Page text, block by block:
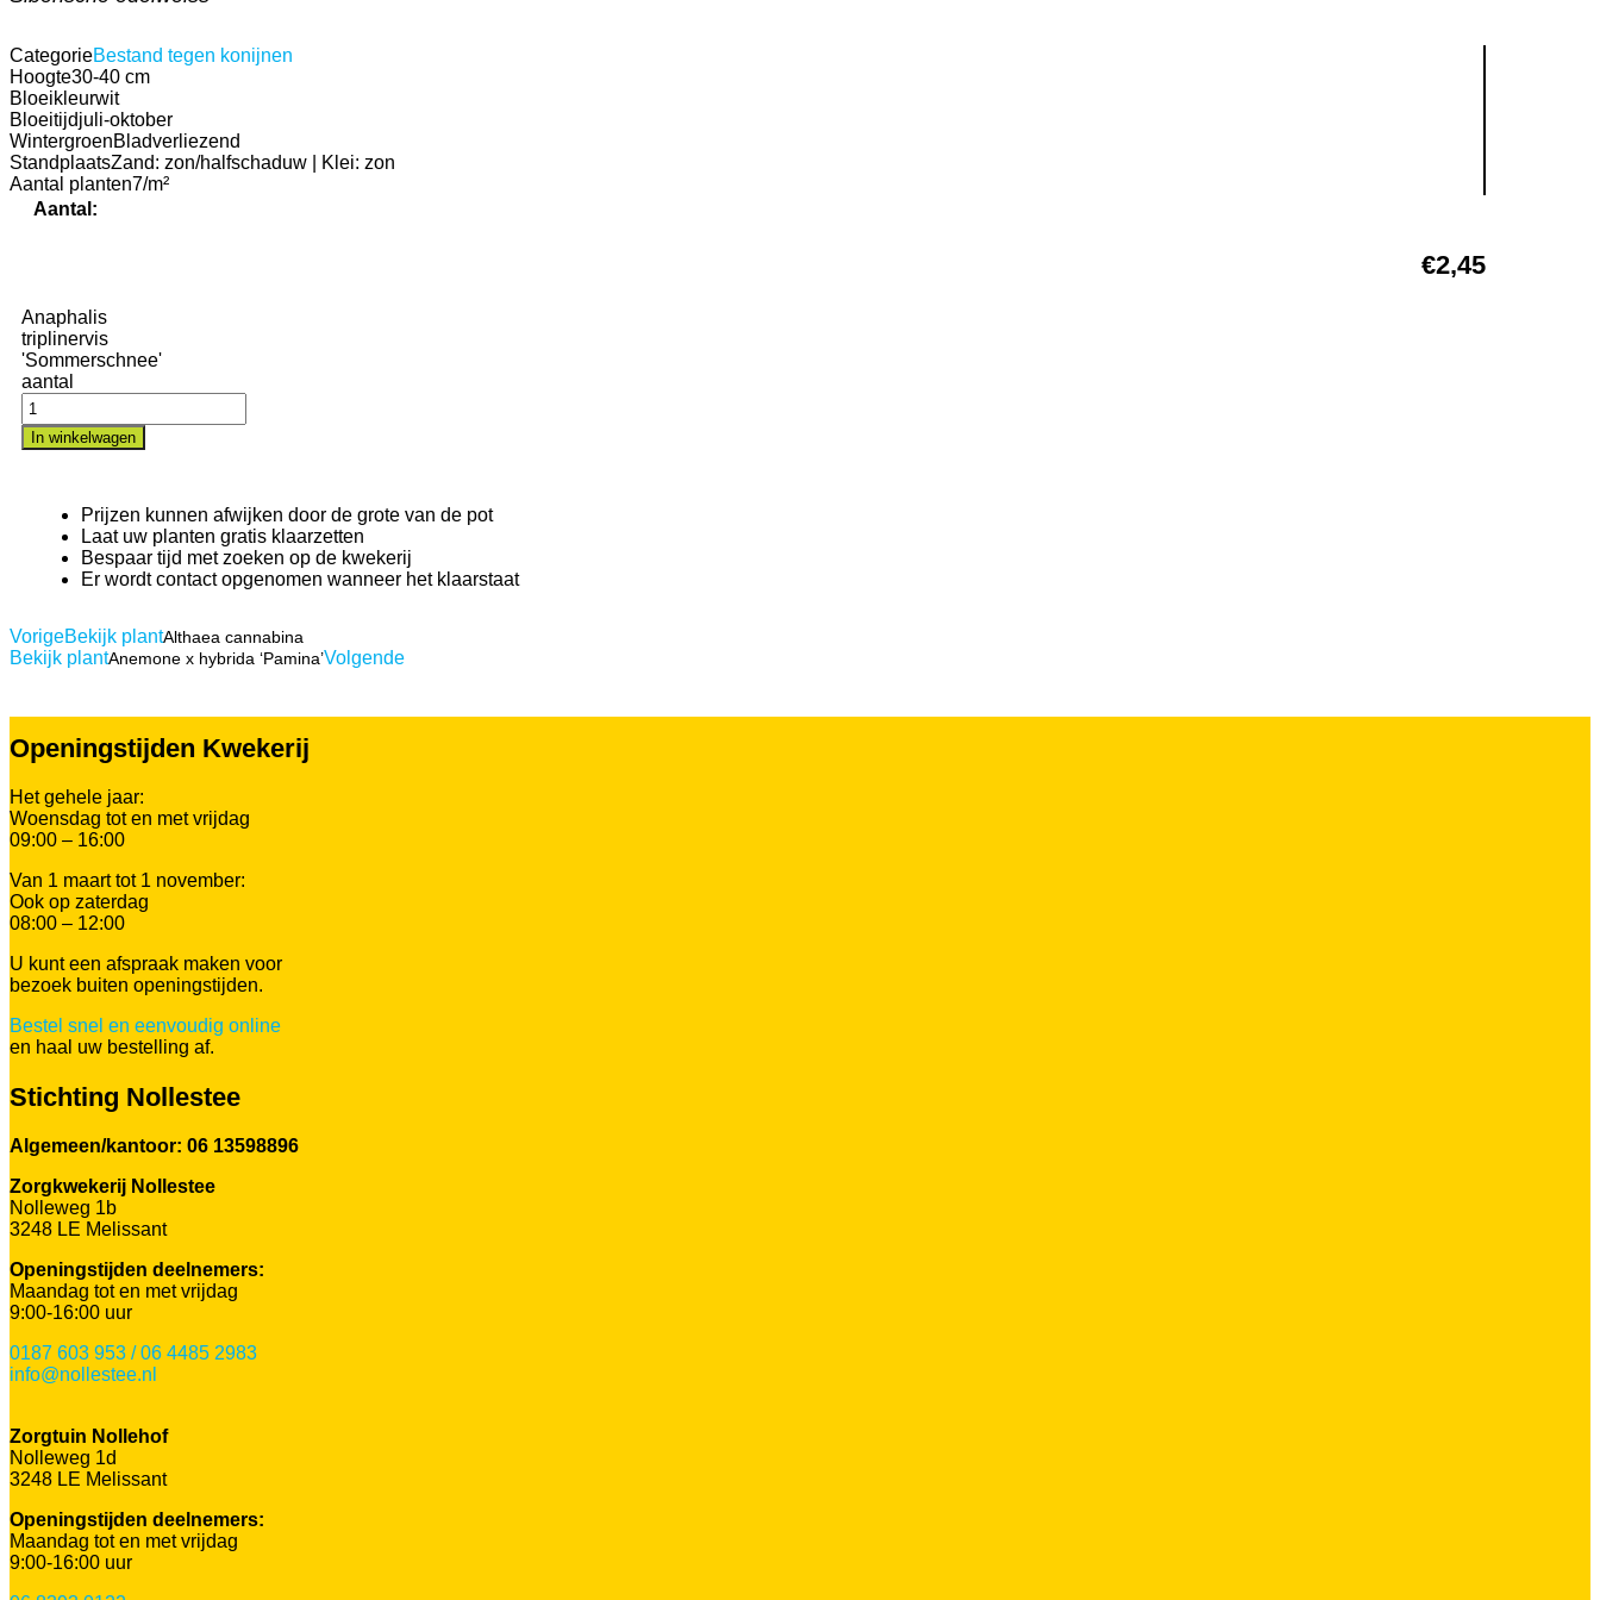
CategorieBestand tegen konijnen
Hoogte30-40 cm
Bloeikleurwit
Bloeitijdjuli-oktober
WintergroenBladverliezend
StandplaatsZand: zon/halfschaduw | Klei: zon
Aantal planten7/m²
Aantal:
€2,45
Anaphalis
triplinervis
'Sommerschnee'
aantal
In winkelwagen
Prijzen kunnen afwijken door de grote van de pot
Laat uw planten gratis klaarzetten
Bespaar tijd met zoeken op de kwekerij
Er wordt contact opgenomen wanneer het klaarstaat
VorigeBekijk plantAlthaea cannabina
Bekijk plantAnemone x hybrida ‘Pamina’Volgende
Openingstijden Kwekerij
Het gehele jaar:
Woensdag tot en met vrijdag
09:00 – 16:00
Van 1 maart tot 1 november:
Ook op zaterdag
08:00 – 12:00
U kunt een afspraak maken voor
bezoek buiten openingstijden.
Bestel snel en eenvoudig online
en haal uw bestelling af.
Stichting Nollestee
Algemeen/kantoor: 06 13598896
Zorgkwekerij Nollestee
Nolleweg 1b
3248 LE Melissant
Openingstijden deelnemers:
Maandag tot en met vrijdag
9:00-16:00 uur
0187 603 953 / 06 4485 2983
info@nollestee.nl
Zorgtuin Nollehof
Nolleweg 1d
3248 LE Melissant
Openingstijden deelnemers:
Maandag tot en met vrijdag
9:00-16:00 uur